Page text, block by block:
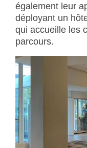
également leur
déployant un
qui accueille les
parcours.